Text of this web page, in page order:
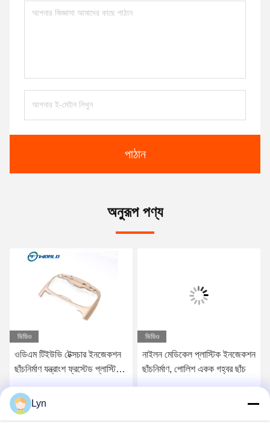
পাঠান
অনুরূপ পণ্য
ভিডিও
ওডিএম টিইউভি টেক্সচার ইনজেকশন
ছাঁচনির্মাণ যন্ত্রাংশ ফ্রস্টেড প্লাস্টিক
ভিডিও
নাইলন মেডিকেল প্লাস্টিক ইনজেকশন
ছাঁচনির্মাণ, পোলিশ একক গহ্বর ছাঁচ
Lyn